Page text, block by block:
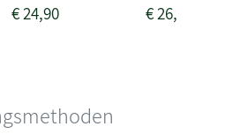
€24,90 €26,00